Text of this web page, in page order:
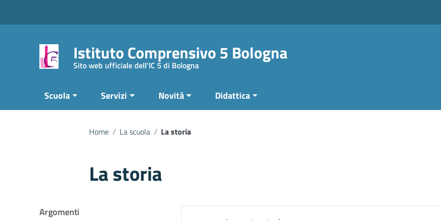
Istituto Comprensivo 5 Bologna
Sito web ufficiale dell'IC 5 di Bologna
Scuola Servizi Novità Didattica
Home / La scuola / La storia
La storia
Argomenti